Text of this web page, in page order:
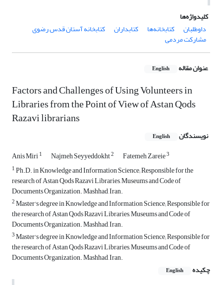
کلیدواژه‌ها
داوطلبان
کتابخانه‌ها کتابداران کتابخانه آستان قدس رضوی
مشارکت مردمی
عنوان مقاله English
Factors and Challenges of Using Volunteers in
Libraries from the Point of View of Astan Qods
Razavi librarians
نویسندگان English
Anis Miri1 Najmeh Seyyeddokht2 Fatemeh Zareie3
1Ph.D. in Knowledge and Information Science; Responsible for the
research of Astan Qods Razavi Libraries, Museums and Code of
Documents Organization. Mashhad, Iran.
2Master's degree in Knowledge and Information Science; Responsible for
the research of Astan Qods Razavi Libraries, Museums and Code of
Documents Organization. Mashhad, Iran.
3Master's degree in Knowledge and Information Science; Responsible for
the research of Astan Qods Razavi Libraries, Museums and Code of
Documents Organization. Mashhad, Iran.
چکیده
English